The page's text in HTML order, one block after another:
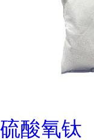
硫酸氧钛